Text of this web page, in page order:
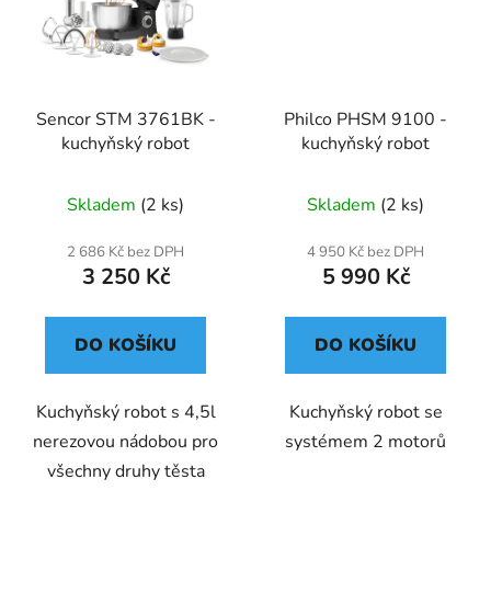
Sencor STM 3761BK -
kuchyňský robot
Skladem (2 ks)
2 686 Kč bez DPH
3 250 Kč
DO KOŠÍKU
Kuchyňský robot s 4,5l
nerezovou nádobou pro
všechny druhy těsta
Philco PHSM 9100 -
kuchyňský robot
Skladem (2 ks)
4 950 Kč bez DPH
5 990 Kč
DO KOŠÍKU
Kuchyňský robot se
systémem 2 motorů